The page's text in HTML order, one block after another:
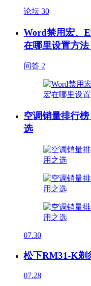
论坛 30
Word禁用宏、
在哪里设置方法
问答 2
空调销量排行
选
07.30
松下RM31-K剃
07.28